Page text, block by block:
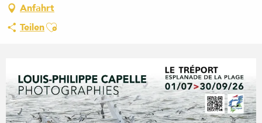
Anfahrt
TeilenAjouter aux favoris